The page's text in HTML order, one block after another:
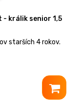
- králik senior 1,5
starších 4 rokov.